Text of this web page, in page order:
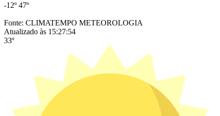
-12º 47º
Fonte: CLIMATEMPO METEOROLOGIA
Atualizado às 15:27:54
33º